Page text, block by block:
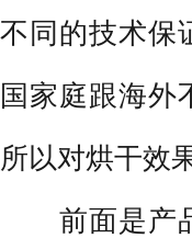
不同的技术保
国家庭跟海外
所以对烘干效
前面是产品